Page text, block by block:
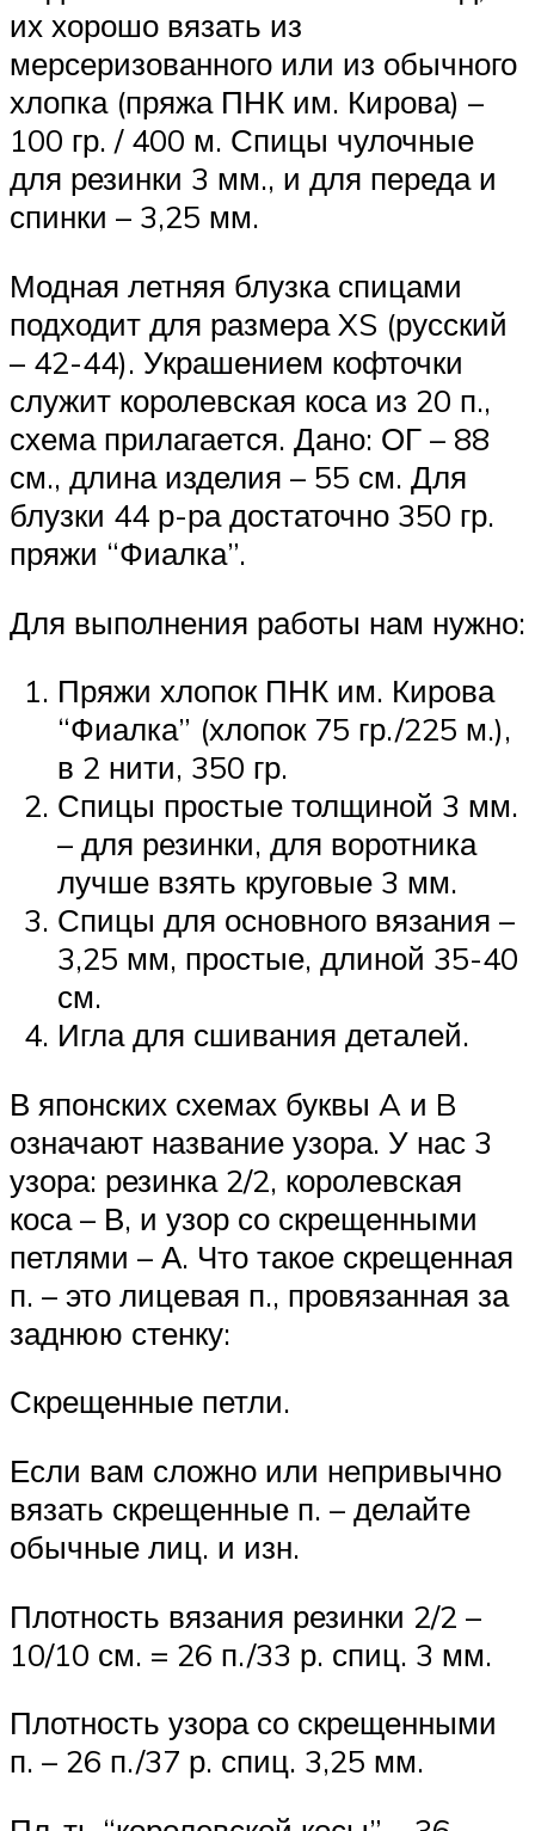
их хорошо вязать из
мерсеризованного или из обычного
хлопка (пряжа ПНК им. Кирова) –
100 гр. / 400 м. Спицы чулочные
для резинки 3 мм., и для переда и
спинки – 3,25 мм.
Модная летняя блузка спицами
подходит для размера XS (русский
– 42-44). Украшением кофточки
служит королевская коса из 20 п.,
схема прилагается. Дано: ОГ – 88
см., длина изделия – 55 см. Для
блузки 44 р-ра достаточно 350 гр.
пряжи “Фиалка”.
Для выполнения работы нам нужно:
Пряжи хлопок ПНК им. Кирова
“Фиалка” (хлопок 75 гр./225 м.),
в 2 нити, 350 гр.
Спицы простые толщиной 3 мм.
– для резинки, для воротника
лучше взять круговые 3 мм.
Спицы для основного вязания –
3,25 мм, простые, длиной 35-40
см.
Игла для сшивания деталей.
В японских схемах буквы A и B
означают название узора. У нас 3
узора: резинка 2/2, королевская
коса – В, и узор со скрещенными
петлями – А. Что такое скрещенная
п. – это лицевая п., провязанная за
заднюю стенку:
Скрещенные петли.
Если вам сложно или непривычно
вязать скрещенные п. – делайте
обычные лиц. и изн.
Плотность вязания резинки 2/2 –
10/10 см. = 26 п./33 р. спиц. 3 мм.
Плотность узора со скрещенными
п. – 26 п./37 р. спиц. 3,25 мм.